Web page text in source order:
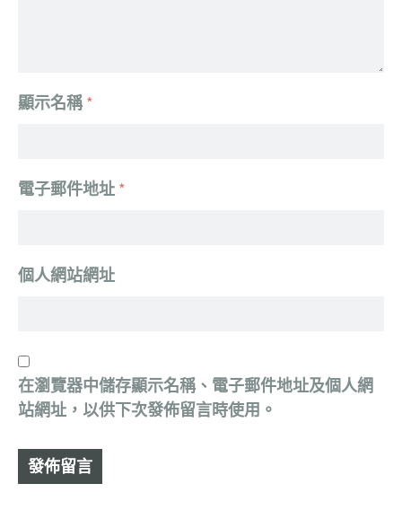
顯示名稱*
電子郵件地址 *
個人網站網址
在瀏覽器中儲存顯示名稱、電子郵件地址及個人網
站網址，以供下次發佈留言時使用。